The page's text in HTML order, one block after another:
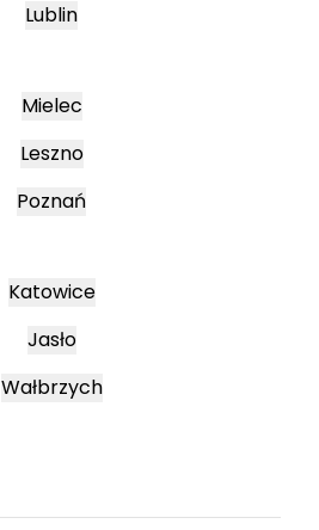
Lublin
Mielec
Leszno
Poznań
Katowice
Jasło
Wałbrzych